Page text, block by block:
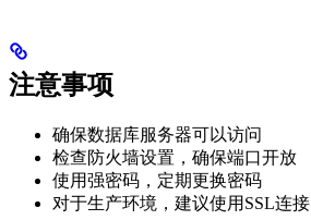
注意事项
确保数据库服务器可以访问
检查防火墙设置，确保端口开放
使用强密码，定期更换密码
对于生产环境，建议使用SSL连接